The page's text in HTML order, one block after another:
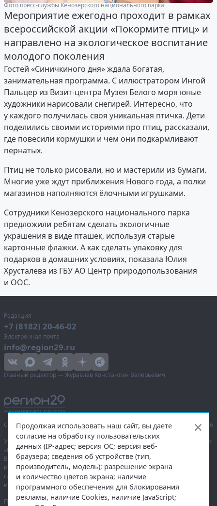
Фото пресс-службы Кенозерского национального парка
Мероприятие ежегодно проходит в рамках
всероссийской акции «Покормите птиц» и
направлено на экологическое воспитание
молодого поколения
Гостей «Синичкиного дня» ждала богатая,
занимательная программа. С иллюстратором Ингой
Пальцер из Визит-центра Музея Белого моря юные
художники нарисовали снегирей. Интересно, что
у каждого получилась своя уникальная птичка. Дети
поделились своими историями про птиц, рассказали,
где повесили кормушки и чем они подкармливают
пернатых.
Птиц не только рисовали, но и мастерили из бумаги.
Многие уже ждут приближения Нового года, а полки
магазинов наполняются ёлочными игрушками.
Сотрудники Кенозерского национального парка
предложили ребятам сделать экологичные
украшения в виде пташек, используя старые
картонные флажки. А как сделать упаковку для
подарков в домашних условиях, показала Юлия
Хрусталева из ГБУ АО Центр природопользования
и ООС.
Редакция
+7 (8182) 20-46-02
Электронная почта
info@region29.ru
Главный редактор — Журавлёв Константин Валерьевич
Сетевое издание «Информационное агентство Регион 29»,
© 2016–2026
Учредитель — общество с ограниченной ответственностью «Агентство
«Правда Севера».
Выписка из реестра зарегистрированных средств массовой
информации:ЭЛ № ФС 77-74226от 09.11.2018 выдано Федеральной
службой по надзору в сфере связи, информационных технологий
и массовых коммуникаций (Роскомнадзор).
При полном или частичном использовании любых материалов
Продолжая использовать наш сайт, вы даете
согласие на обработку пользовательских
данных (IP-адрес; версия ОС; версия веб-
браузера; сведения об устройстве (тип,
производитель, модель); разрешение экрана
и количество цветов экрана; наличие
программного обеспечения для блокирования
рекламы, наличие Cookies, наличие JavaScript;